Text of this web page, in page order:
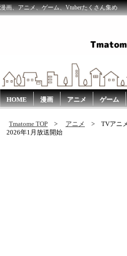
漫画、アニメ、ゲーム、Vtuberたくさん集め
HOME 漫画 アニメ ゲーム
Tmatome TOP アニメ
TVアニ
2026年1月放送開始